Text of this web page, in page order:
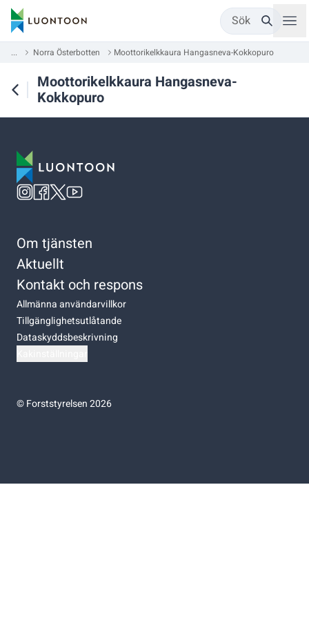
Sök
... Norra Österbotten Moottorikelkkaura Hangasneva-Kokkopuro
Moottorikelkkaura Hangasneva-
Kokkopuro
Om tjänsten
Aktuellt
Kontakt och respons
Allmänna användarvillkor
Tillgänglighetsutlåtande
Dataskyddsbeskrivning
©Forststyrelsen 2026